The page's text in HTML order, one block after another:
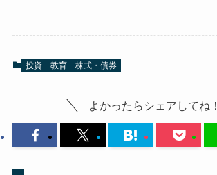
投資 教育 株式・債券
よかったらシェアしてね！